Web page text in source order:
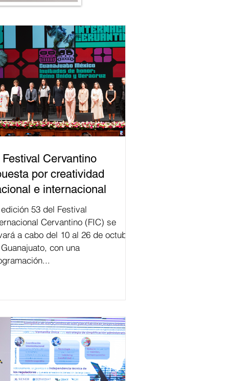
Festival Cervantino
por creatividad
e internacional
Cervantino (FIC) se
a cabo del 10 al 26 de octubre
con una